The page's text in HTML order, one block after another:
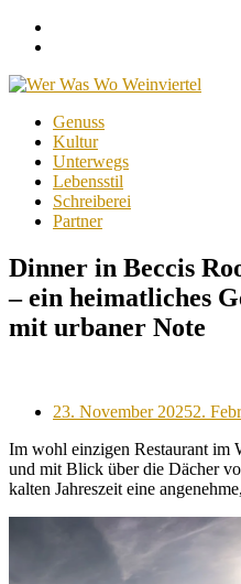
Skip
content
Genuss
Kultur
Unterwegs
Lebensstil
Schreiberei
Partner
Dinner in Beccis
– ein heimatliches
mit urbaner Note
Posted
23. November 20252.
Im wohl einzigen Restaurant im
und mit Blick über die Dächer
kalten Jahreszeit eine